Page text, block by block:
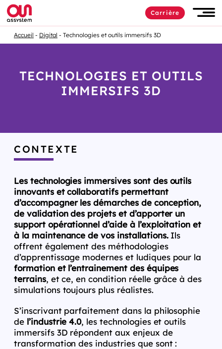
Carrière
Accueil Digital Technologies et outils immersifs 3D
TECHNOLOGIES ET OUTILS
IMMERSIFS 3D
CONTEXTE
Les technologies immersives sont des outils
innovants et collaboratifs permettant
d’accompagner les démarches de conception,
de validation des projets et d’apporter un
support opérationnel d’aide à l’exploitation et
à la maintenance de vos installations.Ils
offrent également des méthodologies
d’apprentissage modernes et ludiques pour la
formation et l’entrainement des équipes
terrains, et ce, en condition réelle grâce à des
simulations toujours plus réalistes.
S’inscrivant parfaitement dans la philosophie
de l’industrie 4.0, les technologies et outils
immersifs 3D répondent aux enjeux de
transformation des industries que sont :